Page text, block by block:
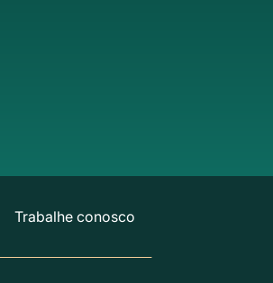
Trabalhe conosco